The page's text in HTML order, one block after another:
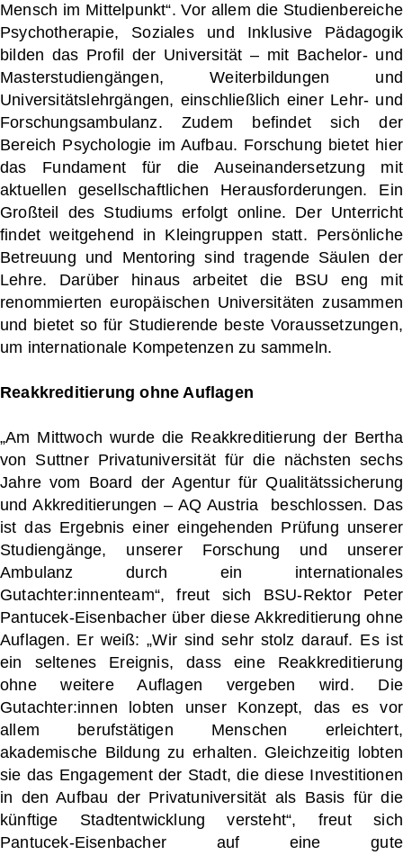
Mensch im Mittelpunkt“. Vor allem die Studienbereiche
Psychotherapie, Soziales und Inklusive Pädagogik
bilden das Profil der Universität – mit Bachelor- und
Masterstudiengängen, Weiterbildungen und
Universitätslehrgängen, einschließlich einer Lehr- und
Forschungsambulanz. Zudem befindet sich der
Bereich Psychologie im Aufbau. Forschung bietet hier
das Fundament für die Auseinandersetzung mit
aktuellen gesellschaftlichen Herausforderungen. Ein
Großteil des Studiums erfolgt online. Der Unterricht
findet weitgehend in Kleingruppen statt. Persönliche
Betreuung und Mentoring sind tragende Säulen der
Lehre. Darüber hinaus arbeitet die BSU eng mit
renommierten europäischen Universitäten zusammen
und bietet so für Studierende beste Voraussetzungen,
um internationale Kompetenzen zu sammeln.
Reakkreditierung ohne Auflagen
„Am Mittwoch wurde die Reakkreditierung der Bertha
von Suttner Privatuniversität für die nächsten sechs
Jahre vom Board der Agentur für Qualitätssicherung
und Akkreditierungen – AQ Austria beschlossen. Das
ist das Ergebnis einer eingehenden Prüfung unserer
Studiengänge, unserer Forschung und unserer
Ambulanz durch ein internationales
Gutachter:innenteam“, freut sich BSU-Rektor Peter
Pantucek-Eisenbacher über diese Akkreditierung ohne
Auflagen. Er weiß: „Wir sind sehr stolz darauf. Es ist
ein seltenes Ereignis, dass eine Reakkreditierung
ohne weitere Auflagen vergeben wird. Die
Gutachter:innen lobten unser Konzept, das es vor
allem berufstätigen Menschen erleichtert,
akademische Bildung zu erhalten. Gleichzeitig lobten
sie das Engagement der Stadt, die diese Investitionen
in den Aufbau der Privatuniversität als Basis für die
künftige Stadtentwicklung versteht“, freut sich
Pantucek-Eisenbacher auf eine gute